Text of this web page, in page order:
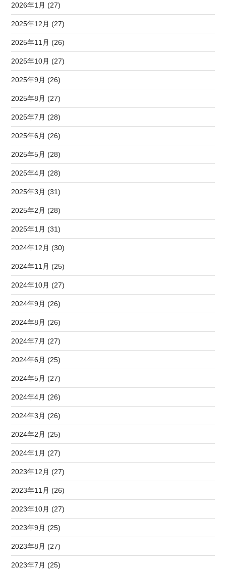
2026年1月 (27)
2025年12月 (27)
2025年11月 (26)
2025年10月 (27)
2025年9月 (26)
2025年8月 (27)
2025年7月 (28)
2025年6月 (26)
2025年5月 (28)
2025年4月 (28)
2025年3月 (31)
2025年2月 (28)
2025年1月 (31)
2024年12月 (30)
2024年11月 (25)
2024年10月 (27)
2024年9月 (26)
2024年8月 (26)
2024年7月 (27)
2024年6月 (25)
2024年5月 (27)
2024年4月 (26)
2024年3月 (26)
2024年2月 (25)
2024年1月 (27)
2023年12月 (27)
2023年11月 (26)
2023年10月 (27)
2023年9月 (25)
2023年8月 (27)
2023年7月 (25)